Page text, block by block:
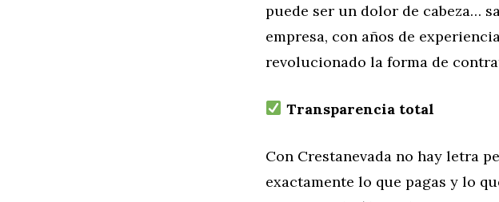
puede ser un dolor de cabeza…
empresa, con años de
revolucionado la forma de
Transparencia total
Con Crestanevada no hay letra
exactamente lo que pagas y lo